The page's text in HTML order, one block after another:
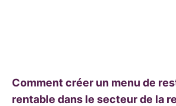
Comment créer un menu de
rentable dans le secteur de la